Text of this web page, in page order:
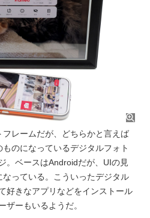
レームだが、どちらかと言えば
ものになっているデジタルフォト
。ベースはAndroidだが、UIの見
っている。こういったデジタル
好きなアプリなどをインストール
ザーもいるようだ。